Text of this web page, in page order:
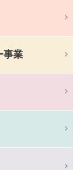
事業